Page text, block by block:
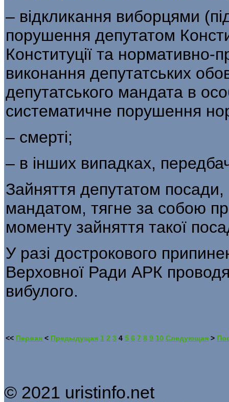
– відкликання виборцями
порушення депутатом
Конституції та нормативно-
виконання депутатських
депутатського мандата в
систематичне порушення
– смерті;
– в інших випадках,
Зайняття депутатом посади,
мандатом, тягне за собою
моменту зайняття такої
У разі дострокового
Верховної Ради АРК
вибулого.
<< Первая < Предыдущая 1 2 3 4 5 6 7 8 9 10 Следующая >
© 2021 uristinfo.net